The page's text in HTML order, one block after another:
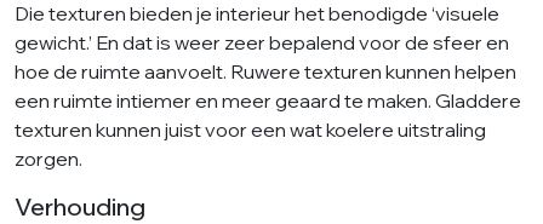
Die texturen bieden je interieur het benodigde ‘visuele
gewicht.’ En dat is weer zeer bepalend voor de sfeer en
hoe de ruimte aanvoelt. Ruwere texturen kunnen helpen
een ruimte intiemer en meer geaard te maken. Gladdere
texturen kunnen juist voor een wat koelere uitstraling
zorgen.
Verhouding